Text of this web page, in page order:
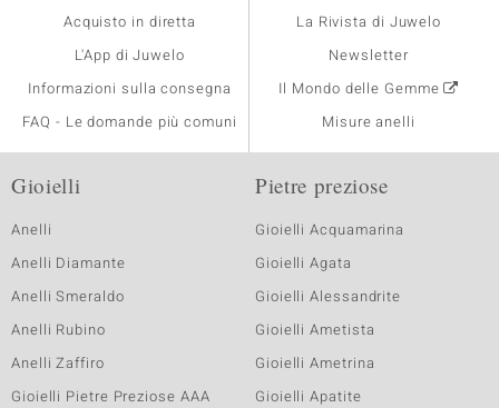
Acquisto in diretta
L'App di Juwelo
Informazioni sulla consegna
FAQ - Le domande più comuni
La Rivista di Juwelo
Newsletter
Il Mondo delle Gemme
Misure anelli
Gioielli
Anelli
Anelli Diamante
Anelli Smeraldo
Anelli Rubino
Anelli Zaffiro
Gioielli Pietre Preziose AAA
Pietre preziose
Gioielli Acquamarina
Gioielli Agata
Gioielli Alessandrite
Gioielli Ametista
Gioielli Ametrina
Gioielli Apatite